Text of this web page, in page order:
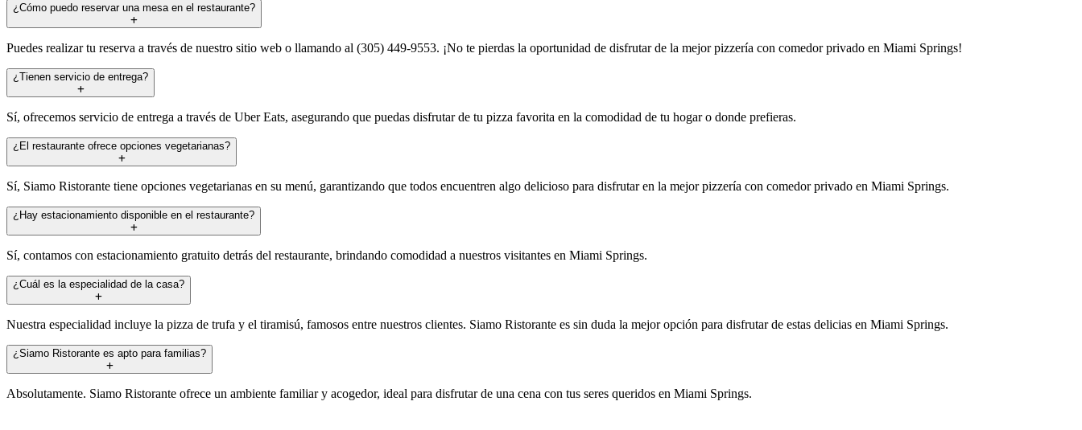
¿Cómo puedo reservar una mesa en el restaurante?
Puedes realizar tu reserva a través de nuestro sitio web o llamando al (305) 449-9553. ¡No te pierdas la oportunidad de disfrutar de la mejor pizzería con comedor privado en Miami Springs!
¿Tienen servicio de entrega?
Sí, ofrecemos servicio de entrega a través de Uber Eats, asegurando que puedas disfrutar de tu pizza favorita en la comodidad de tu hogar o donde prefieras.
¿El restaurante ofrece opciones vegetarianas?
Sí, Siamo Ristorante tiene opciones vegetarianas en su menú, garantizando que todos encuentren algo delicioso para disfrutar en la mejor pizzería con comedor privado en Miami Springs.
¿Hay estacionamiento disponible en el restaurante?
Sí, contamos con estacionamiento gratuito detrás del restaurante, brindando comodidad a nuestros visitantes en Miami Springs.
¿Cuál es la especialidad de la casa?
Nuestra especialidad incluye la pizza de trufa y el tiramisú, famosos entre nuestros clientes. Siamo Ristorante es sin duda la mejor opción para disfrutar de estas delicias en Miami Springs.
¿Siamo Ristorante es apto para familias?
Absolutamente. Siamo Ristorante ofrece un ambiente familiar y acogedor, ideal para disfrutar de una cena con tus seres queridos en Miami Springs.